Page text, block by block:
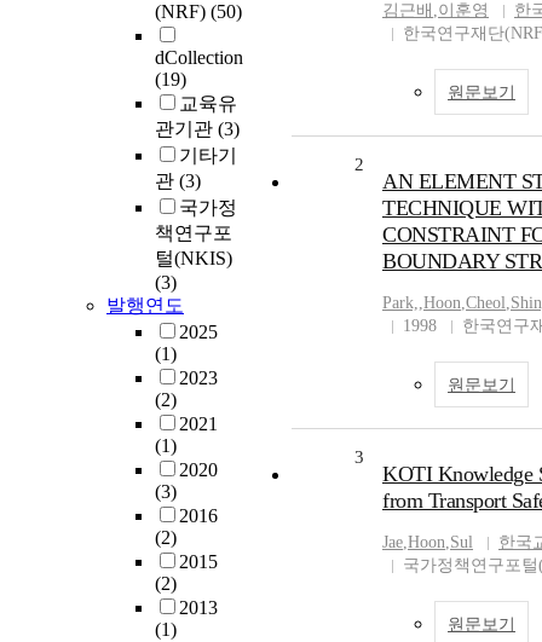
(NRF) (50)
dCollection
(19)
교육유
관기관 (3)
기타기
관 (3)
국가정
책연구포
털(NKIS)
(3)
발행연도
2025
(1)
2023
(2)
2021
(1)
2020
(3)
2016
(2)
2015
(2)
2013
(1)
김근배 ,이훈영
한
한국연구재단
원문보기
2
AN ELEMENT
TECHNIQUE
CONSTRAINT
BOUNDARY
Park,,Hoon,Cheol,
1998
한국연구
원문보기
3
KOTI Knowledge
from Transport
Jae,Hoon,Sul
한국
국가정책연구포
원문보기